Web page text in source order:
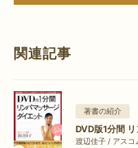
関連記事
著書の紹介
DVD版1分間
渡辺佳子 / アス